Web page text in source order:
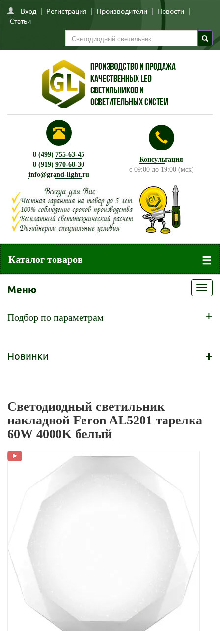
Вход | Регистрация | Производители | Новости |
Статьи
8 (499) 755-63-45
8 (919) 970-68-30
info@grand-light.ru
Консультация
с 09:00 до 19:00 (мск)
Каталог товаров
Меню
Подбор по параметрам +
Новинки +
Светодиодный светильник
накладной Feron AL5201 тарелка
60W 4000K белый